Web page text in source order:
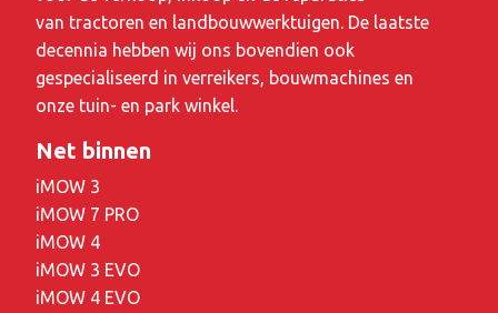
van tractoren en landbouwwerktuigen. De laatste
decennia hebben wij ons bovendien ook
gespecialiseerd in verreikers, bouwmachines en
onze tuin- en park winkel.
Net binnen
iMOW 3
iMOW 7 PRO
iMOW 4
iMOW 3 EVO
iMOW 4 EVO